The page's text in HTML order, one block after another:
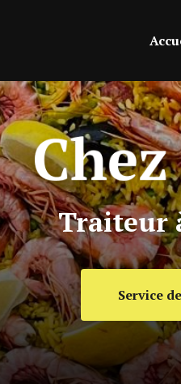
Traiteur
Service